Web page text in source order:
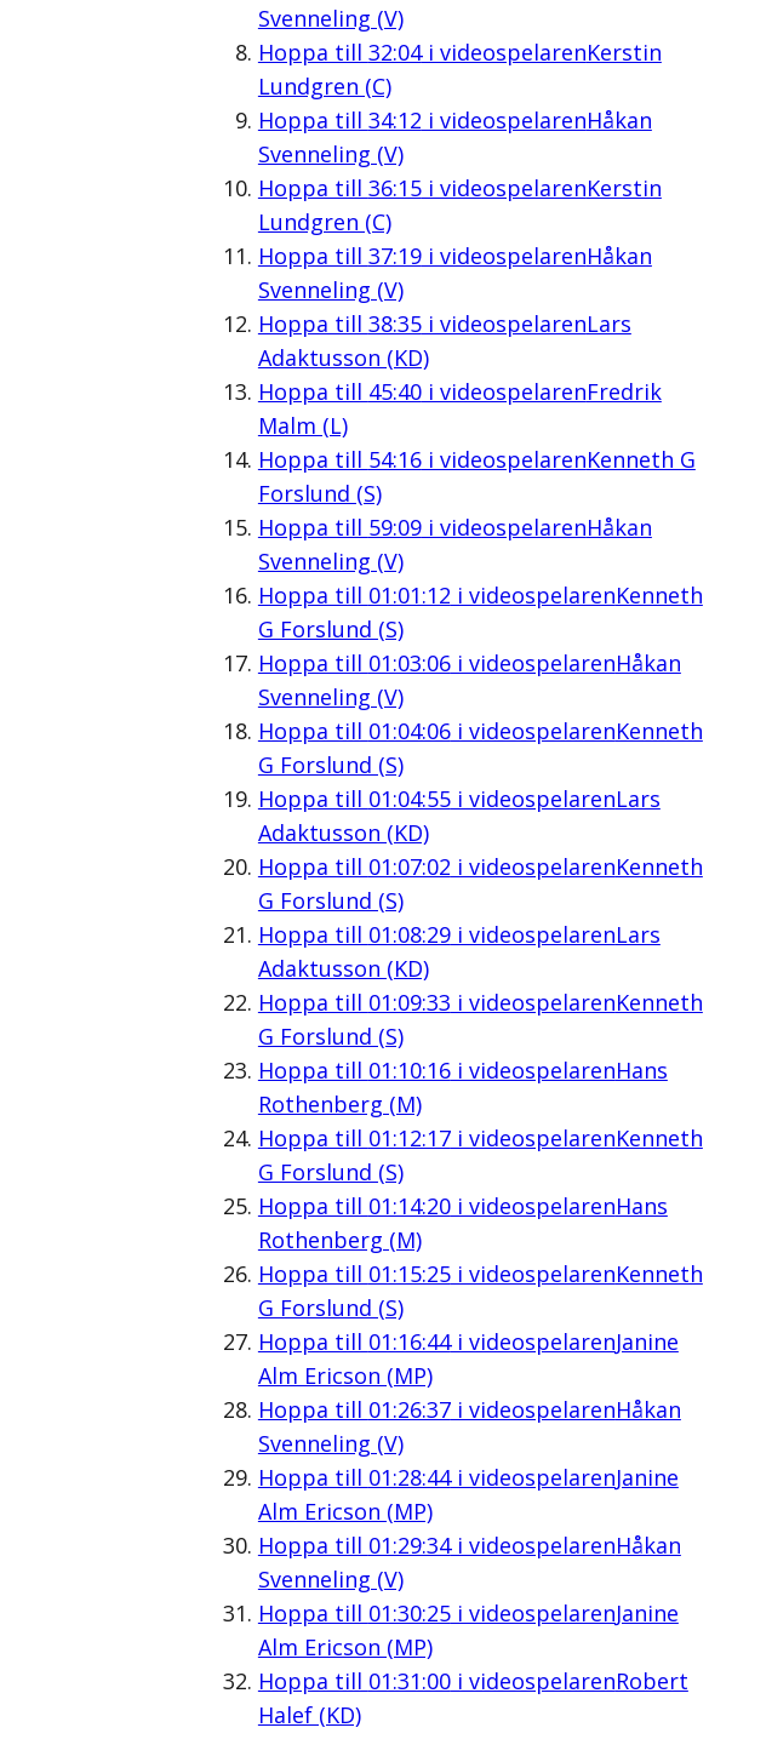
Svenneling (V)
Hoppa till 32:04i videospelarenKerstin
Lundgren (C)
Hoppa till 34:12 i videospelarenHåkan
Svenneling (V)
Hoppa till 36:15i videospelarenKerstin
Lundgren (C)
Hoppa till 37:19i videospelarenHåkan
Svenneling (V)
Hoppa till 38:35i videospelarenLars
Adaktusson (KD)
Hoppa till 45:40i videospelarenFredrik
Malm (L)
Hoppa till 54:16i videospelarenKenneth G
Forslund (S)
Hoppa till 59:09i videospelarenHåkan
Svenneling (V)
Hoppa till 01:01:12 i videospelarenKenneth
G Forslund (S)
Hoppa till 01:03:06i videospelarenHåkan
Svenneling (V)
Hoppa till 01:04:06i videospelarenKenneth
G Forslund (S)
Hoppa till 01:04:55i videospelarenLars
Adaktusson (KD)
Hoppa till 01:07:02 i videospelarenKenneth
G Forslund (S)
Hoppa till 01:08:29i videospelarenLars
Adaktusson (KD)
Hoppa till 01:09:33 i videospelarenKenneth
G Forslund (S)
Hoppa till 01:10:16i videospelarenHans
Rothenberg (M)
Hoppa till 01:12:17i videospelarenKenneth
G Forslund (S)
Hoppa till 01:14:20i videospelarenHans
Rothenberg (M)
Hoppa till 01:15:25i videospelarenKenneth
G Forslund (S)
Hoppa till 01:16:44i videospelarenJanine
Alm Ericson (MP)
Hoppa till 01:26:37i videospelarenHåkan
Svenneling (V)
Hoppa till 01:28:44i videospelarenJanine
Alm Ericson (MP)
Hoppa till 01:29:34i videospelarenHåkan
Svenneling (V)
Hoppa till 01:30:25i videospelarenJanine
Alm Ericson (MP)
Hoppa till 01:31:00i videospelarenRobert
Halef (KD)